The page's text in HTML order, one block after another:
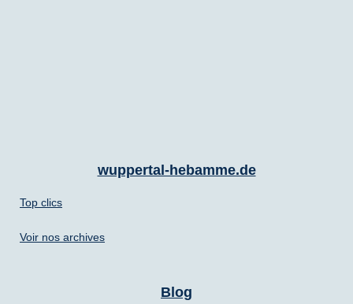
wuppertal-hebamme.de
Top clics
Voir nos archives
Blog